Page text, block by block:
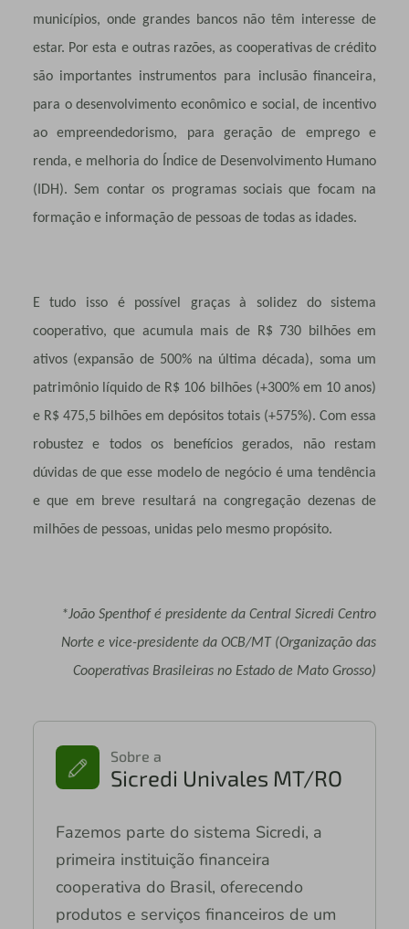
municípios, onde grandes bancos não têm interesse de
estar. Por esta e outras razões, as cooperativas de crédito
são importantes instrumentos para inclusão financeira,
para o desenvolvimento econômico e social, de incentivo
ao empreendedorismo, para geração de emprego e
renda, e melhoria do Índice de Desenvolvimento Humano
(IDH). Sem contar os programas sociais que focam na
formação e informação de pessoas de todas as idades.
E tudo isso é possível graças à solidez do sistema
cooperativo, que acumula mais de R$ 730 bilhões em
ativos (expansão de 500% na última década), soma um
patrimônio líquido de R$ 106 bilhões (+300% em 10 anos)
e R$ 475,5 bilhões em depósitos totais (+575%). Com essa
robustez e todos os benefícios gerados, não restam
dúvidas de que esse modelo de negócio é uma tendência
e que em breve resultará na congregação dezenas de
milhões de pessoas, unidas pelo mesmo propósito.
*João Spenthof é presidente da Central Sicredi Centro
Norte e vice-presidente da OCB/MT (Organização das
Cooperativas Brasileiras no Estado de Mato Grosso)
Sobre a
Sicredi Univales MT/RO
Fazemos parte do sistema Sicredi, a
primeira instituição financeira
cooperativa do Brasil, oferecendo
produtos e serviços financeiros de um